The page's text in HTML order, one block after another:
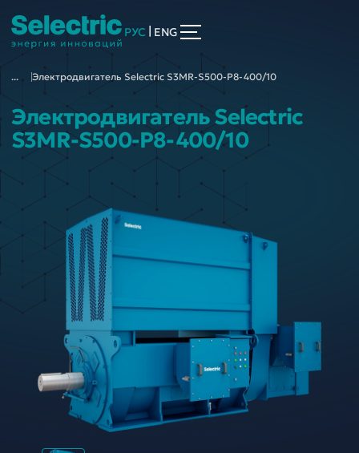
РУС ENG
... Электродвигатель Selectric S3MR-S500-P8-400/10
Электродвигатель Selectric
S3MR-S500-P8-400/10